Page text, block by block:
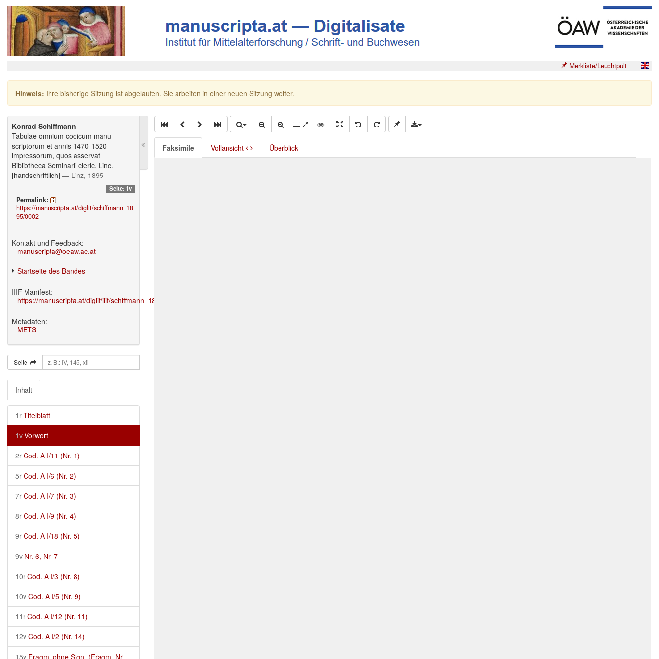
Merkliste/Leuchtpult
Hinweis: Ihre bisherige Sitzung ist abgelaufen. Sie arbeiten in einer neuen Sitzung weiter.
Konrad Schiffmann
Tabulae omnium codicum manu
scriptorum et annis 1470-1520
impressorum, quos asservat
Bibliotheca Seminarii cleric. Linc.
[handschriftlich] — Linz, 1895
Seite: 1v
Permalink:
https://manuscripta.at/diglit/schiffmann_18
95/0002
Kontakt und Feedback:
manuscripta@oeaw.ac.at
Startseite des Bandes
IIIF Manifest:
https://manuscripta.at/diglit/iiif/schiffmann_1895/manifest.json
Metadaten:
METS
Seite
Inhalt
1r Titelblatt
1v Vorwort
2r Cod. A I/11 (Nr. 1)
5r Cod. A I/6 (Nr. 2)
7r Cod. A I/7 (Nr. 3)
8r Cod. A I/9 (Nr. 4)
9r Cod. A I/18 (Nr. 5)
9v Nr. 6, Nr. 7
10r Cod. A I/3 (Nr. 8)
10v Cod. A I/5 (Nr. 9)
11r Cod. A I/12 (Nr. 11)
12v Cod. A I/2 (Nr. 14)
15v Fragm. ohne Sign. (Fragm. Nr.
Faksimile Vollansicht Überblick